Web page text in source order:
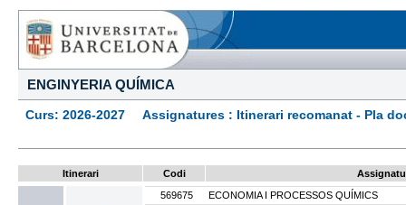
ENGINYERIA QUÍMICA
Curs: 2026-2027 Assignatures : Itinerari recomanat - Pla
Itinerari Codi
569675
ECONOMIA I PROCESSOS QUÍMICS